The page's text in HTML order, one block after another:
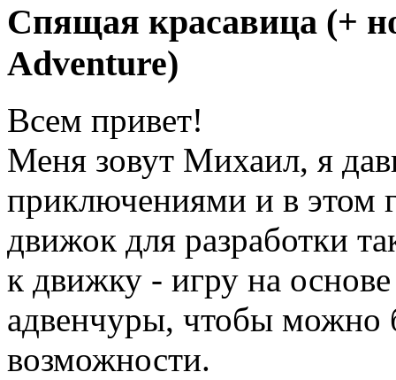
Спящая красавица (+
Adventure)
Всем привет!
Меня зовут Михаил, я
приключениями и в этом
движок для разработки
к движку - игру на
адвенчуры, чтобы можно
возможности.